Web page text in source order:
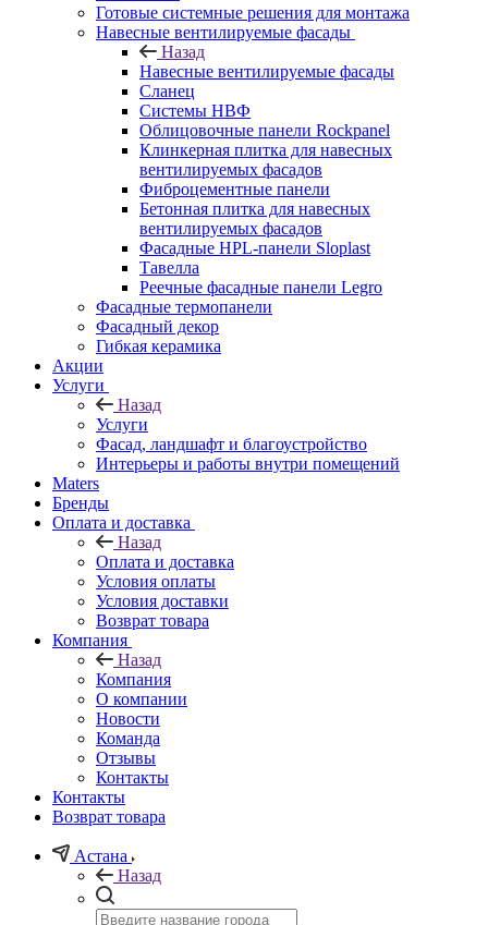
Готовые системные решения для монтажа
Навесные вентилируемые фасады
Назад
Навесные вентилируемые фасады
Сланец
Системы НВФ
Облицовочные панели Rockpanel
Клинкерная плитка для навесных
вентилируемых фасадов
Фиброцементные панели
Бетонная плитка для навесных
вентилируемых фасадов
Фасадные HPL-панели Sloplast
Тавелла
Реечные фасадные панели Legro
Фасадные термопанели
Фасадный декор
Гибкая керамика
Акции
Услуги
Назад
Услуги
Фасад, ландшафт и благоустройство
Интерьеры и работы внутри помещений
Maters
Бренды
Оплата и доставка
Назад
Оплата и доставка
Условия оплаты
Условия доставки
Возврат товара
Компания
Назад
Компания
О компании
Новости
Команда
Отзывы
Контакты
Контакты
Возврат товара
Астана
Назад